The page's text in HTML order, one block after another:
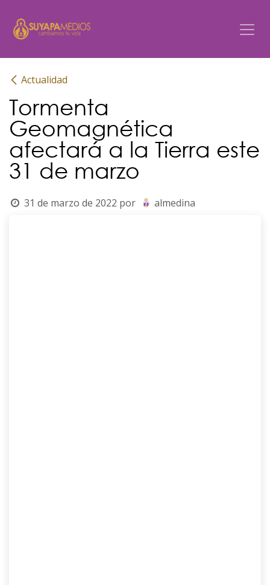
Actualidad
Tormenta
Geomagnética
afectará a la Tierra este
31 de marzo
31 de marzo de 2022 por almedina